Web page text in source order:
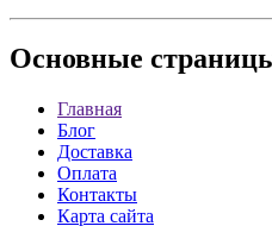
Основные
Главная
Блог
Доставка
Оплата
Контакты
Карта сайта